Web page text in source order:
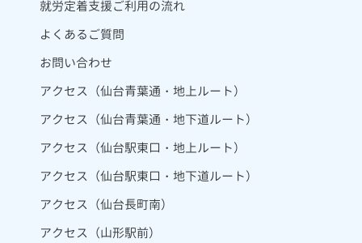
就労定着支援ご利用の流れ
よくあるご質問
お問い合わせ
アクセス（仙台青葉通・地上ルート）
アクセス（仙台青葉通・地下道ルート）
アクセス（仙台駅東口・地上ルート）
アクセス（仙台駅東口・地下道ルート）
アクセス（仙台長町南）
アクセス（山形駅前）